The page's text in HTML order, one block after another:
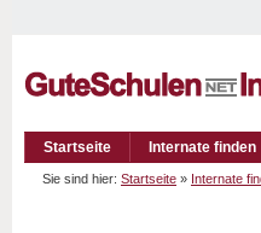
Startseite Internate finden
Sie sind hier: Startseite » Internate